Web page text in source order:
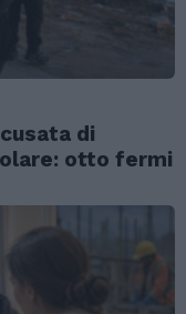
di
otto fermi